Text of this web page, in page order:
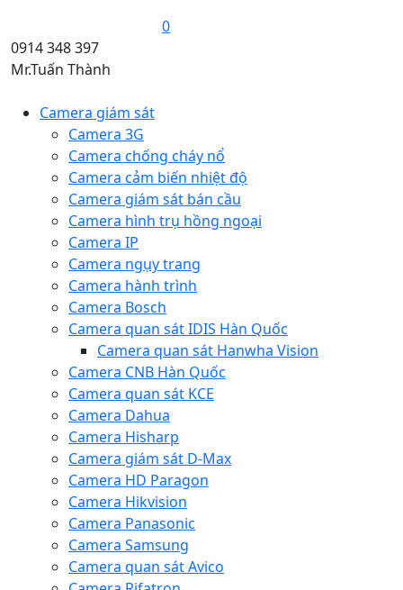
0
0914 348 397
Mr.Tuấn Thành
Camera giám sát
Camera 3G
Camera chống cháy nổ
Camera cảm biến nhiệt độ
Camera giám sát bán cầu
Camera hình trụ hồng ngoại
Camera IP
Camera ngụy trang
Camera hành trình
Camera Bosch
Camera quan sát IDIS Hàn Quốc
Camera quan sát Hanwha Vision
Camera CNB Hàn Quốc
Camera quan sát KCE
Camera Dahua
Camera Hisharp
Camera giám sát D-Max
Camera HD Paragon
Camera Hikvision
Camera Panasonic
Camera Samsung
Camera quan sát Avico